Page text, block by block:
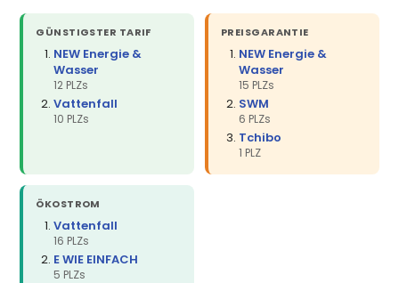
GÜNSTIGSTER TARIF
NEW Energie &
Wasser
12 PLZs
Vattenfall
10 PLZs
PREISGARANTIE
NEW Energie &
Wasser
15 PLZs
SWM
6 PLZs
Tchibo
1 PLZ
ÖKOSTROM
Vattenfall
16 PLZs
E WIE EINFACH
5 PLZs